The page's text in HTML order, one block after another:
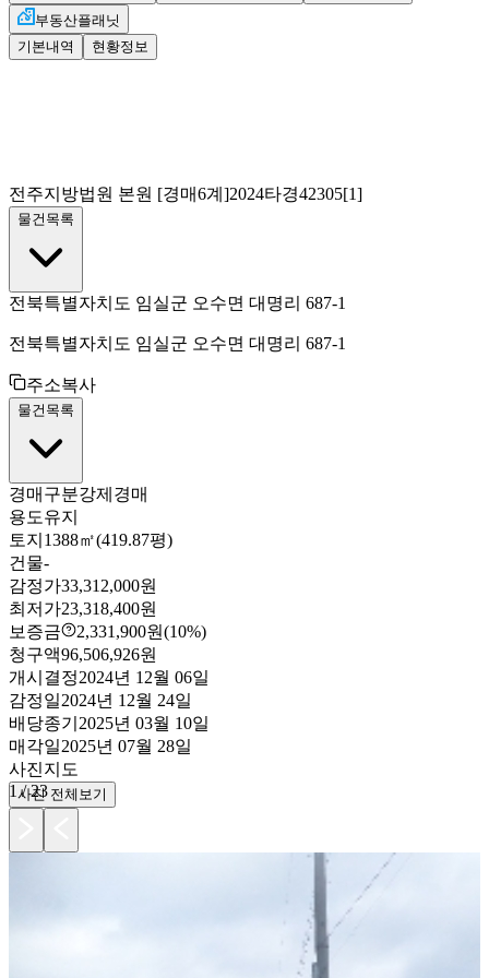
부동산플래닛
기본내역
현황정보
전주지방법원 본원 [경매6계]2024타경42305[1]
물건목록
전북특별자치도 임실군 오수면 대명리 687-1
전북특별자치도 임실군 오수면 대명리 687-1
주소복사
물건목록
경매구분강제경매
용도유지
토지 1388㎡(419.87평)
건물-
감정가33,312,000원
최저가23,318,400원
보증금
2,331,900원(10%)
청구액96,506,926원
개시결정2024년 12월 06일
감정일2024년 12월 24일
배당종기 2025년 03월 10일
매각일2025년 07월 28일
사진지도
1 /23
사진 전체보기